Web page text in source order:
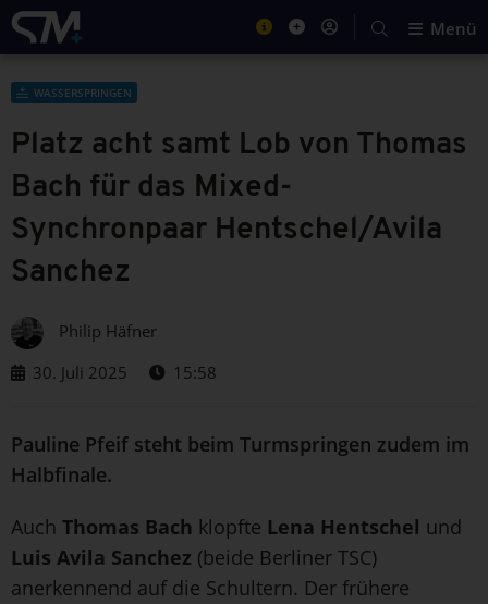
Menü
WASSERSPRINGEN
Platz acht samt Lob von Thomas
Bach für das Mixed-
Synchronpaar Hentschel/Avila
Sanchez
Philip Häfner
30. Juli 2025
15:58
Pauline Pfeif steht beim Turmspringen zudem im
Halbfinale.
Auch Thomas Bach klopfte Lena Hentschel und
Luis Avila Sanchez (beide Berliner TSC)
anerkennend auf die Schultern. Der frühere